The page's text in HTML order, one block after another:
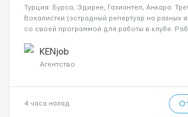
Турция: Бурса, Эдирне, Газиантеп, Анкара.
Вокалистки (эстрадный репертуар на разных
со своей программой для работы в клубе.
одного до трех месяцев. Мед. страховка.
KENjob
Агентство
4 часа назад